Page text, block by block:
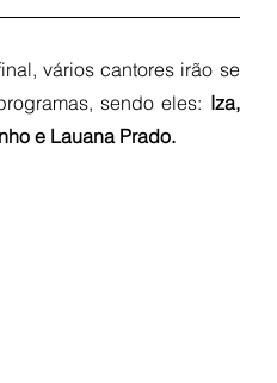
vários cantores irão se
sendo eles: Iza,
e Lauana Prado.